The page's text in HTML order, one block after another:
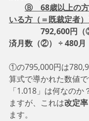
Ⓑ　68歳以上の
いる方（＝既裁定者）
792,600円
済月数（②） ÷ 480月
①の795,000円は
算式で導かれた数値で
「1.018」は何なのか
ますが、これは改定率
ます。